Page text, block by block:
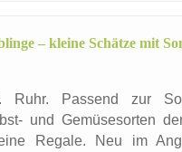
– kleine Schätze mit
Ruhr. Passend zur
und Gemüsesorten
Regale. Neu im